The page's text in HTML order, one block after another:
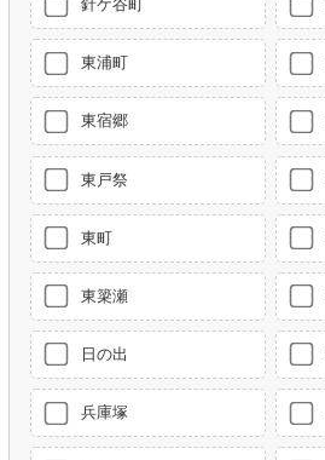
針ケ谷町
東浦町
東宿郷
東戸祭
東町
東簗瀬
日の出
兵庫塚